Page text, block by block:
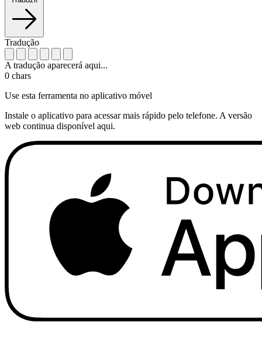
Tradução
A tradução aparecerá aqui...
0 chars
Use esta ferramenta no aplicativo móvel
Instale o aplicativo para acessar mais rápido pelo telefone. A versão
web continua disponível aqui.